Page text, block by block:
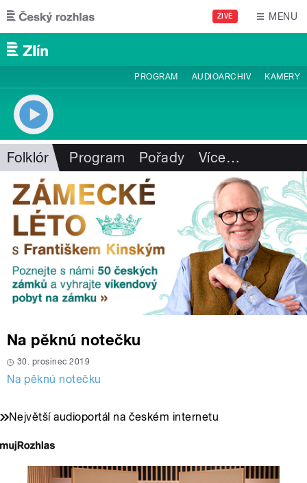
Přejít k hlavnímu obsahu
ŽIVĚ MENU
PROGRAM AUDIOARCHIV KAMERY
Folklór Program Pořady Více…
Na pěknú notečku
30. prosinec 2019
Na pěknú notečku
Největší audioportál na českém internetu